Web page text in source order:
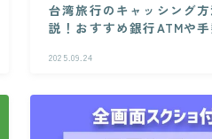
台湾旅行のキャッシング
説！おすすめ銀行ATMや手
2025.09.24